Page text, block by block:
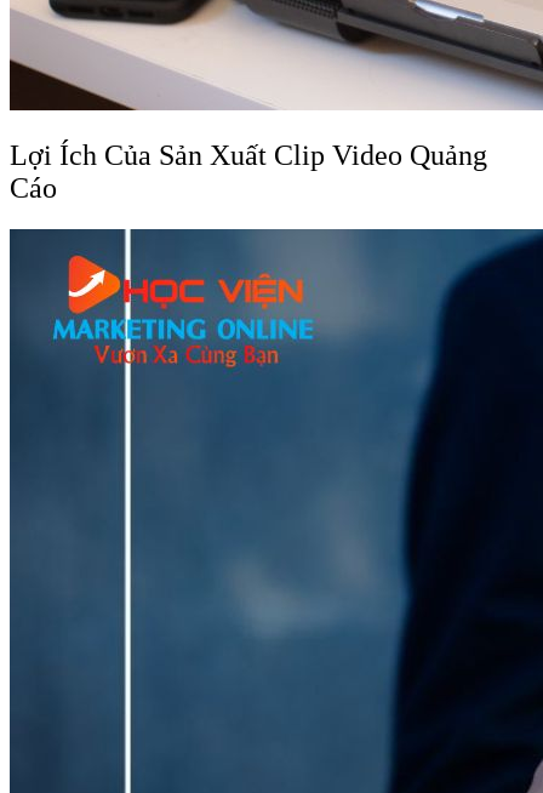
Lợi Ích Của Sản Xuất Clip Video Quảng
Cáo